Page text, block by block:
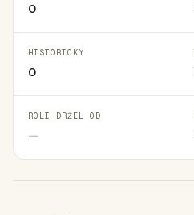
0
HISTORICKY
0
ROLI DRŽEL OD
—